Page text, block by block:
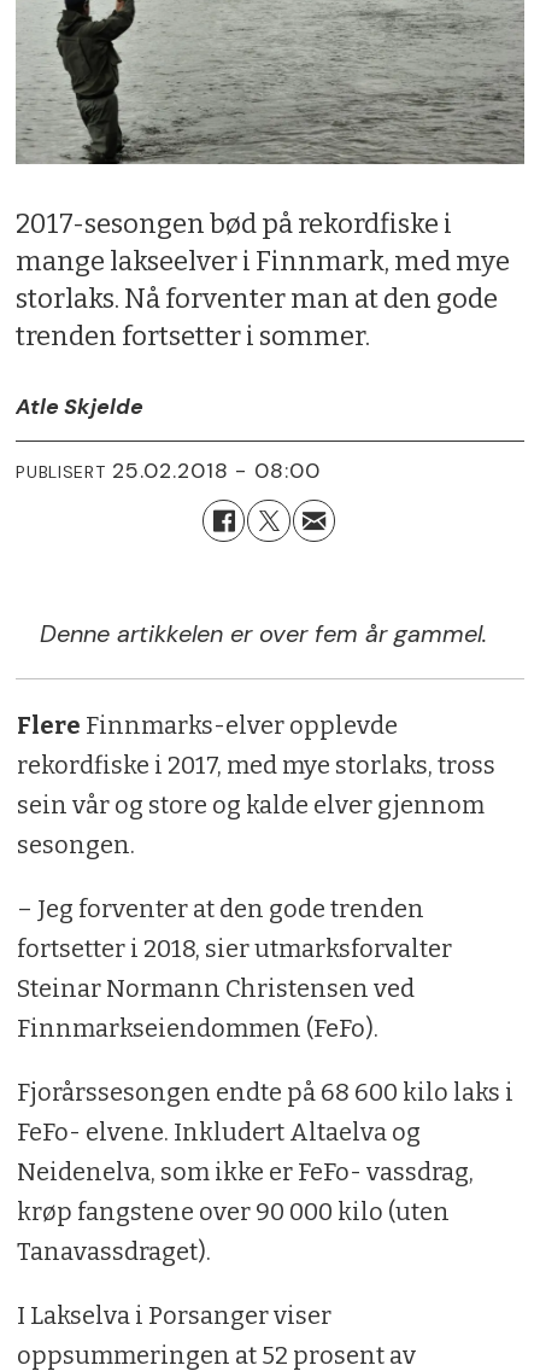
2017-sesongen bød på rekordfiske i
mange lakseelver i Finnmark, med mye
storlaks. Nå forventer man at den gode
trenden fortsetter i sommer.
Atle Skjelde
PUBLISERT 25.02.2018 - 08:00
Denne artikkelen er over fem år gammel.
Flere Finnmarks-elver opplevde
rekordfiske i 2017, med mye storlaks, tross
sein vår og store og kalde elver gjennom
sesongen.
– Jeg forventer at den gode trenden
fortsetter i 2018, sier utmarksforvalter
Steinar Normann Christensen ved
Finnmarkseiendommen (FeFo).
Fjorårssesongen endte på 68 600 kilo laks i
FeFo- elvene. Inkludert Altaelva og
Neidenelva, som ikke er FeFo- vassdrag,
krøp fangstene over 90 000 kilo (uten
Tanavassdraget).
I Lakselva i Porsanger viser
oppsummeringen at 52 prosent av